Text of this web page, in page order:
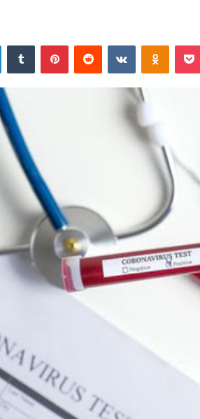
LinkedInTumblr PinterestReddit VKontakte